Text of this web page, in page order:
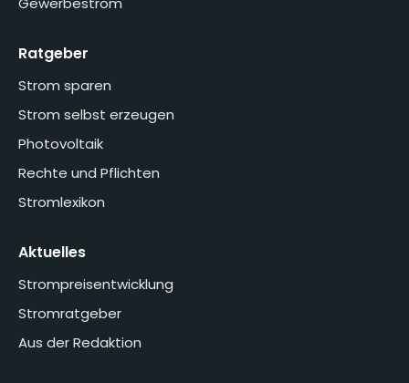
Ratgeber
Strom sparen
Strom selbst erzeugen
Photovoltaik
Rechte und Pflichten
Stromlexikon
Aktuelles
Strompreisentwicklung
Stromratgeber
Aus der Redaktion